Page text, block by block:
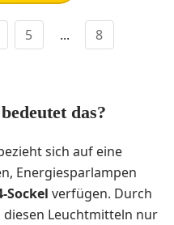
5 ... 8
das?
sich auf eine
Energiesparlampen
Sockel verfügen. Durch
diesen Leuchtmitteln nur